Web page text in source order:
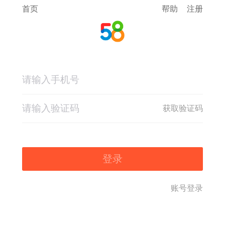
首页 帮助 注册
获取验证码
登录
账号登录